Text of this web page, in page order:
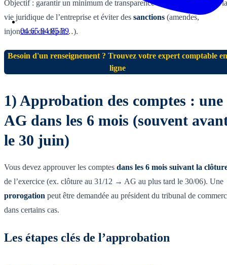
04 65 84 85 89
Objectif : garantir un minimum de transparence financière, sécuriser la
vie juridique de l’entreprise et éviter des sanctions (amendes,
injonction de dépôt…).
Besoin d'un renseignement ? Trouvez votre expert comptable en
ligne
1) Approbation des comptes : une
AG dans les 6 mois (souvent
le 30 juin)
Vous devez approuver les comptes dans les 6 mois suivant la
de l’exercice (ex. clôture au 31/12 → AG au plus tard le 30/06). Une
prorogation peut être demandée au président du tribunal de
dans certains cas.
Les étapes clés de l’approbation